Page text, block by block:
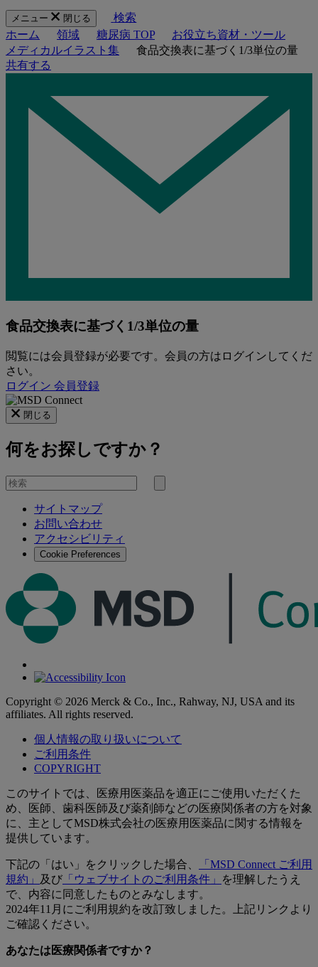
メニュー 閉じる
検索
ホーム
領域 糖尿病 TOP
お役立ち資材・ツール
メディカルイラスト集
食品交換表に基づく1/3単位の量
共有する
食品交換表に基づく1/3単位の量
閲覧には会員登録が必要です。会員の方はログインしてくだ
さい。
ログイン 会員登録
閉じる
何をお探しですか？
を
検
サイトマップ
お問い合わせ
アクセシビリティ
Cookie Preferences
Copyright © 2026 Merck & Co., Inc., Rahway, NJ, USA and its
affiliates. All rights reserved.
個人情報の取り扱いについて
ご利用条件
COPYRIGHT
このサイトでは、医療用医薬品を適正にご使用いただくた
め、医師、歯科医師及び薬剤師などの医療関係者の方を対象
に、主としてMSD株式会社の医療用医薬品に関する情報を
提供しています。
下記の「はい」をクリックした場合、
「MSD Connect ご利用
規約」
及び 「ウェブサイトのご利用条件」
を理解したうえ
で、内容に同意したものとみなします。
2024年11月にご利用規約を改訂致しました。上記リンクより
ご確認ください。
あなたは医療関係者ですか？